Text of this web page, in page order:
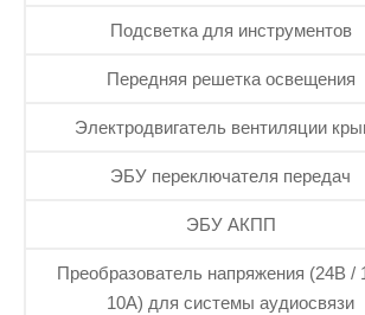
Подсветка для инструментов
Передняя решетка освещения
Электродвигатель вентиляции
ЭБУ переключателя передач
ЭБУ АКПП
Преобразователь напряжения (24В /
10А) для системы аудиосвязи